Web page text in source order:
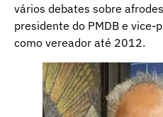
vários debates sobre
presidente do PMDB e vice-
como vereador até 2012.